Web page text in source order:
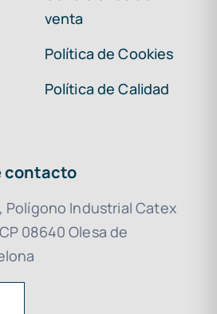
venta
Política de Cookies
Política de Calidad
contacto
Polígono Industrial Catex
08640 Olesa de